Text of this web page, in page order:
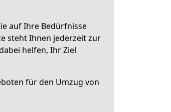
auf Ihre Bedürfnisse
steht Ihnen jederzeit zur
helfen, Ihr Ziel
für den Umzug von